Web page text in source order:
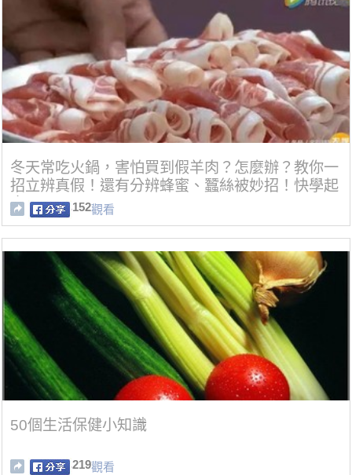
冬天常吃火鍋，害怕買到假羊肉？怎麼辦？教你一
招立辨真假！還有分辨蜂蜜、蠶絲被妙招！快學起
來吧！！！
152觀看
50個生活保健小知識
219觀看